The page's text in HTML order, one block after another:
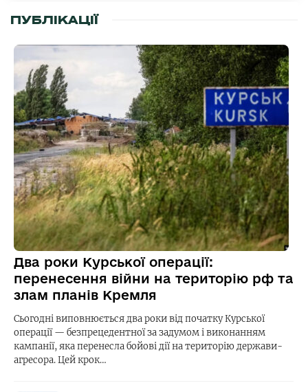
ПУБЛІКАЦІЇ
Два роки Курської операції:
перенесення війни на територію рф та
злам планів Кремля
Сьогодні виповнюється два роки від початку Курської
операції — безпрецедентної за задумом і виконанням
кампанії, яка перенесла бойові дії на територію держави-
агресора. Цей крок…